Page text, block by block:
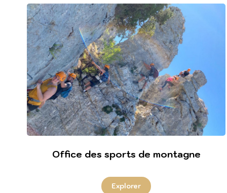
Office des sports de montagne